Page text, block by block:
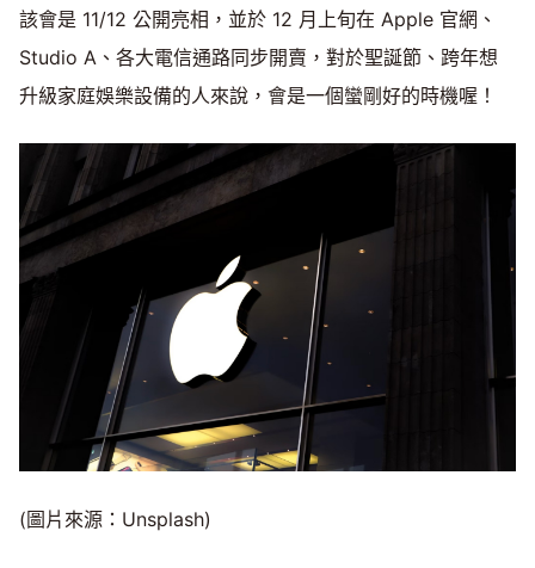
該會是 11/12 公開亮相，並於 12 月上旬在 Apple 官網、
Studio A、各大電信通路同步開賣，對於聖誕節、跨年想
升級家庭娛樂設備的人來說，會是一個蠻剛好的時機喔！
(圖片來源：Unsplash)